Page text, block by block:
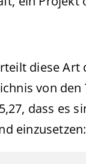
diese Art
von den
dass es
einzusetzen: